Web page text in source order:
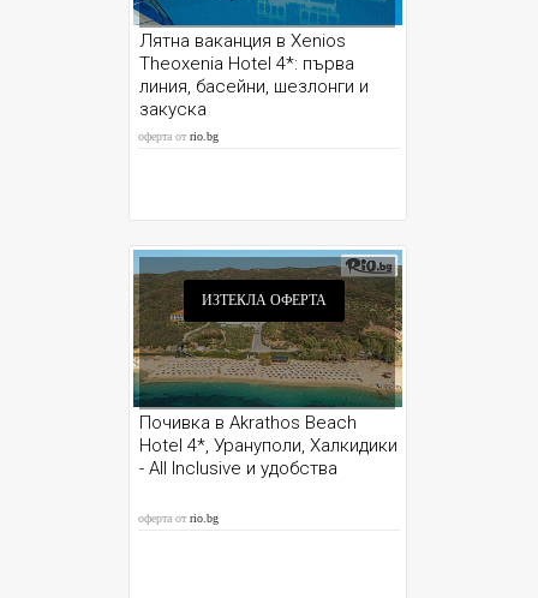
Лятна ваканция в Xenios
Theoxenia Hotel 4*: първа
линия, басейни, шезлонги и
закуска
оферта отrio.bg
ИЗТЕКЛА ОФЕРТА
Почивка в Akrathos Beach
Hotel 4*, Урануполи, Халкидики
- All Inclusive и удобства
оферта отrio.bg